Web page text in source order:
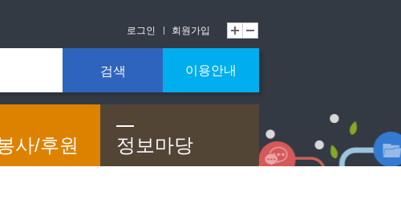
로그인 회원가입
검색 이용안내
사/후원 정보마당